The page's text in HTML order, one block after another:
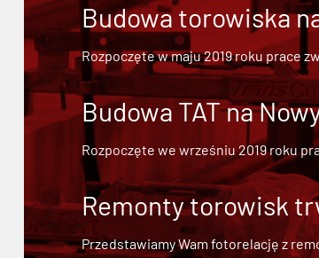
Budowa torowiska
Rozpoczęte w maju 2019 roku prace
Budowa TAT na
Rozpoczęte we wrześniu 2019 roku
Remonty torowisk
Przedstawiamy Wam fotorelację z